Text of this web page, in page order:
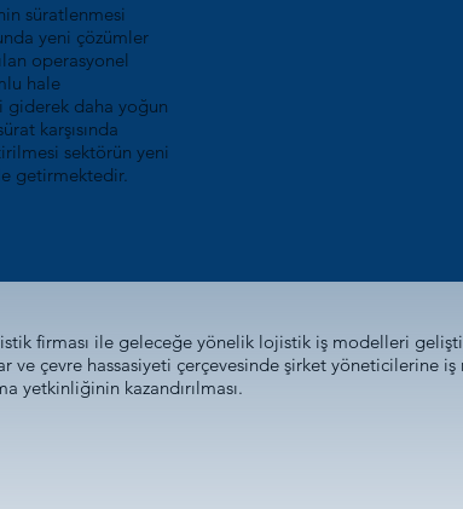
firması ile geleceğe yönelik lojistik iş modelleri
ve çevre hassasiyeti çerçevesinde şirket yöneticilerine
yetkinliğinin kazandırılması.
süratlenmesi
yeni çözümler
operasyonel
hale
daha yoğun
karşısında
sektörün yeni
getirmektedir.